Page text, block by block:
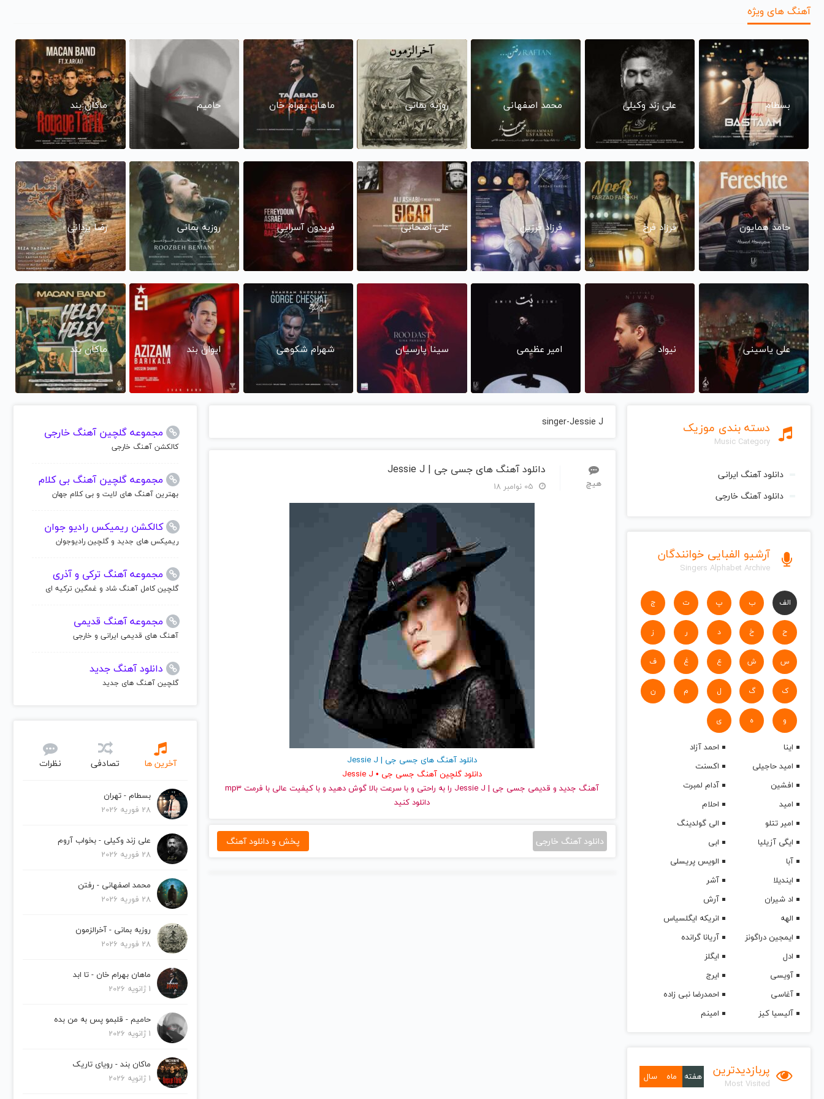
آهنگ های ویژه
بسطام علی زند وکیلی محمد اصفهانی روزبه بمانی ماهان بهرام خان حامیم ماکان بند
حامد همایون فرزاد فرخ فرزاد فرزین علی اصحابی فریدون آسرایی روزبه بمانی رضا یزدانی
علی یاسینی نیواد امیر عظیمی سینا پارسیان شهرام شکوهی ایوان بند ماکان بند
دسته بندی موزیک
Music Category
دانلود آهنگ ایرانی
دانلود آهنگ خارجی
آرشیو الفبایی خوانندگان
Singers Alphabet Archive
الف ب پ ت ج
ح خ د ر ز
س ش ع غ ف
ک گ ل م ن
و ه ی
اینا
احمد آزاد
امید حاجیلی
اکسنت
افشین
آدام لمبرت
امید
احلام
امیر تتلو
الی گولدینگ
ایگی آزیلیا
ابی
آبا
الویس پریسلی
ایندیلا
آشر
اد شیران
آرش
الهه
انریکه ایگلسیاس
ایمجین دراگونز
آریانا گرانده
ادل
ایگلز
آویسی
ایرج
آغاسی
احمدرضا نبی زاده
آلیسیا کیز
امینم
پربازدیدترین
Most Visited
هفته ماه سال
singer-Jessie J
هیچ
دانلود آهنگ های جسی جی | Jessie J
دانلود آهنگ های جسی جی | Jessie J
دانلود گلچین آهنگ جسی جی • Jessie J
آهنگ جدید
و قدیمی جسی جی | Jessie J را به راحتی و با سرعت بالا گوش دهید و با کیفیت عالی با فرمت mp3
دانلود کنید
دانلود آهنگ خارجی پخش و دانلود آهنگ
مجموعه گلچین آهنگ خارجی
کالکشن آهنگ خارجی
مجموعه گلچین آهنگ بی کلام
بهترین آهنگ های لایت و بی کلام جهان
کالکشن ریمیکس رادیو جوان
ریمیکس های جدید و گلچین رادیوجوان
مجموعه آهنگ ترکی و آذری
گلچین کامل آهنگ شاد و غمگین ترکیه ای
مجموعه آهنگ قدیمی
آهنگ های قدیمی ایرانی و خارجی
دانلود آهنگ جدید
گلچین آهنگ های جدید
آخرین ها تصادفی نظرات
بسطام - تهران
28 فوریه 2026
علی زند وکیلی - بخواب آروم
28 فوریه 2026
محمد اصفهانی - رفتن
28 فوریه 2026
روزبه بمانی - آخرالزمون
28 فوریه 2026
ماهان بهرام خان - تا ابد
1 ژانویه 2026
حامیم - قلبمو پس به من بده
1 ژانویه 2026
ماکان بند - رویای تاریک
1 ژانویه 2026